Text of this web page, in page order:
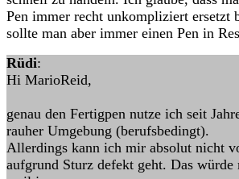
Pen immer recht unkompliziert ersetzt
sollte man aber immer einen Pen in
Rüdi:
Hi MarioReid,
genau den Fertigpen nutze ich seit
rauher Umgebung (berufsbedingt).
Allerdings kann ich mir absolut nicht
aufgrund Sturz defekt geht. Das